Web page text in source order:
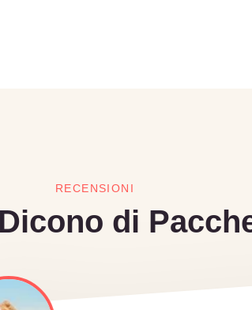
RECENSIONI
di